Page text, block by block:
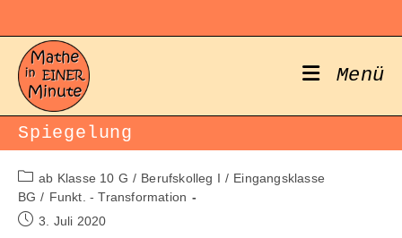
springen
Menü
Spiegelung
Beitrags-
Kategorie:
ab Klasse 10 G / Berufskolleg I / Eingangsklasse
BG / Funkt. - Transformation
Beitrag3. Juli 2020